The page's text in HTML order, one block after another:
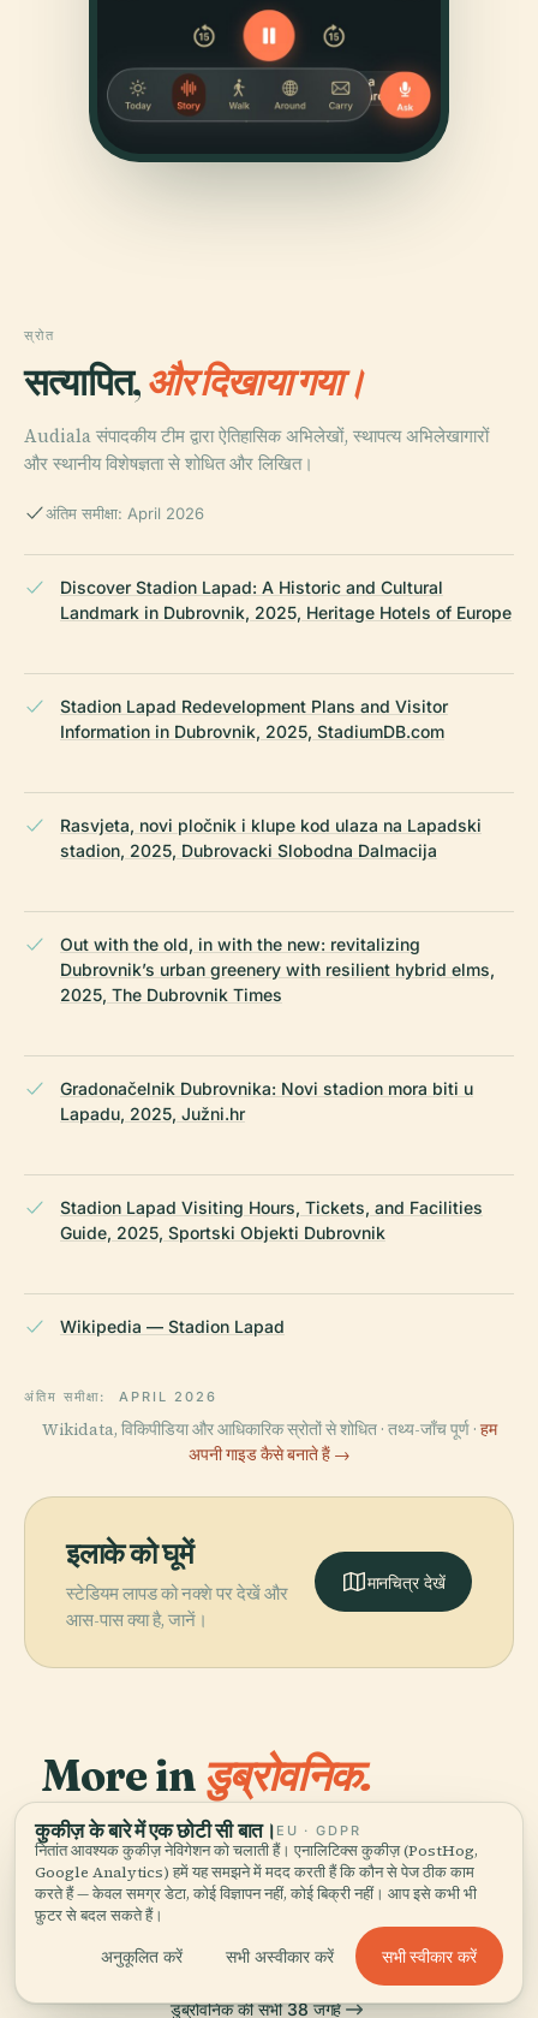
स्रोत
सत्यापित,और दिखाया गया।
Audiala संपादकीय टीम द्वारा ऐतिहासिक अभिलेखों, स्थापत्य अभिलेखागारों
और स्थानीय विशेषज्ञता से शोधित और लिखित।
अंतिम समीक्षा: April 2026
Discover Stadion Lapad: A Historic and Cultural
Landmark in Dubrovnik, 2025, Heritage Hotels of Europe
Stadion Lapad Redevelopment Plans and Visitor
Information in Dubrovnik, 2025, StadiumDB.com
Rasvjeta, novi pločnik i klupe kod ulaza na Lapadski
stadion, 2025, Dubrovacki Slobodna Dalmacija
Out with the old, in with the new: revitalizing
Dubrovnik’s urban greenery with resilient hybrid elms,
2025, The Dubrovnik Times
Gradonačelnik Dubrovnika: Novi stadion mora biti u
Lapadu, 2025, Južni.hr
Stadion Lapad Visiting Hours, Tickets, and Facilities
Guide, 2025, Sportski Objekti Dubrovnik
Wikipedia — Stadion Lapad
अंतिम समीक्षा: APRIL 2026
Wikidata, विकिपीडिया और आधिकारिक स्रोतों से शोधित · तथ्य-जाँच पूर्ण · हम
अपनी गाइड कैसे बनाते हैं →
इलाके को घूमें
स्टेडियम लापड को नक्शे पर देखें और
आस-पास क्या है, जानें।
मानचित्र देखें
More in डुब्रोवनिक.
खोजने योग्य 38 जगहें — कुछ साथ देखने लायक।
PLACE
डुब्रोवनिक
PLACE
स्पोंजा पैलेस
PLACE
फ्रांसिस्कन चर्च और
मठ
PLACE
कोलोचेप
डुब्रोवनिक की सभी 38 जगहें
कुकीज़ के बारे में एक छोटी सी बात। EU · GDPR
नितांत आवश्यक कुकीज़ नेविगेशन को चलाती हैं। एनालिटिक्स कुकीज़ (PostHog,
Google Analytics) हमें यह समझने में मदद करती हैं कि कौन से पेज ठीक काम
करते हैं — केवल समग्र डेटा, कोई विज्ञापन नहीं, कोई बिक्री नहीं। आप इसे कभी भी
फ़ुटर से बदल सकते हैं।
अनुकूलित करें सभी अस्वीकार करें सभी स्वीकार करें